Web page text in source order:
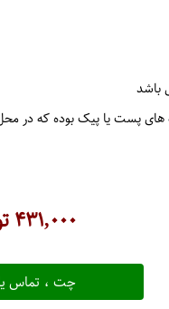
باشد
های پست یا پیک بوده که در
۴۳۱,۰۰۰
چت ، تماس